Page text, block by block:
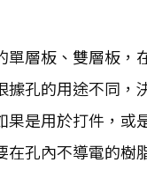
層板、雙層板，
據孔的用途不同，
果是用於打件，或
在孔內不導電的樹